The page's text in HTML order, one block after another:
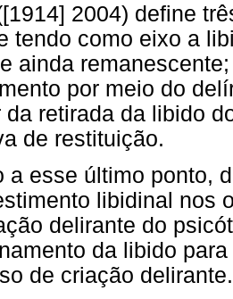
2004) define
tendo como eixo a
ainda
por meio do
da retirada da libido
de restituição.
a esse último ponto,
libidinal nos
delirante do
da libido
de criação delirante.